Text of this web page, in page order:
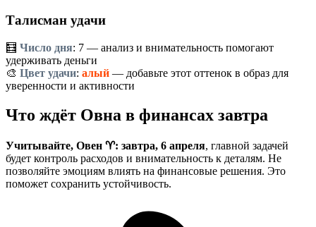
Талисман удачи
🧮 Число дня: 7 — анализ и внимательность помогают
удерживать деньги
🎨 Цвет удачи: алый — добавьте этот оттенок в образ для
уверенности и активности
Что ждёт Овна в финансах завтра
Учитывайте, Овен ♈: завтра, 6 апреля, главной задачей
будет контроль расходов и внимательность к деталям. Не
позволяйте эмоциям влиять на финансовые решения. Это
поможет сохранить устойчивость.